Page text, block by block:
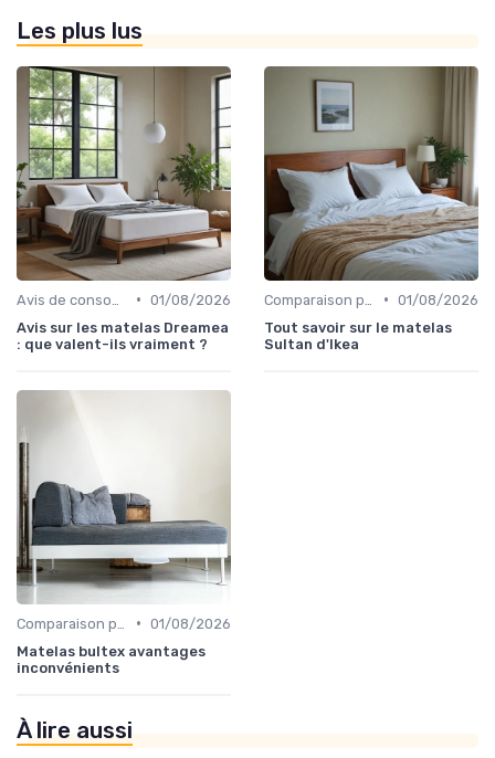
Les plus lus
• 01/08/2026
Avis sur les matelas Dreamea
: que valent-ils vraiment ?
• 01/08/2026
Tout savoir sur le matelas
Sultan d'Ikea
• 01/08/2026
Matelas bultex avantages
inconvénients
À lire aussi